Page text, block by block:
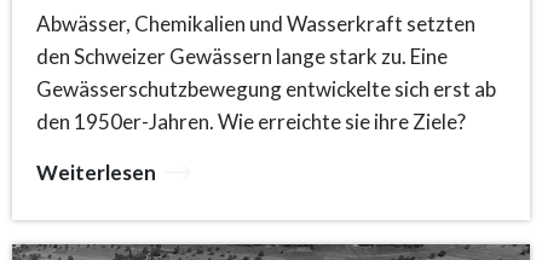
Abwässer, Chemikalien und Wasserkraft setzten
den Schweizer Gewässern lange stark zu. Eine
Gewässerschutzbewegung entwickelte sich erst ab
den 1950er-Jahren. Wie erreichte sie ihre Ziele?
Weiterlesen